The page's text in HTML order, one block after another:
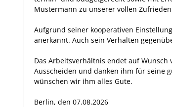
Mustermann zu unserer vollen
Aufgrund seiner kooperativen Einstellung
anerkannt. Auch sein Verhalten
Das Arbeitsverhältnis endet auf Wunsch
Ausscheiden und danken ihm für seine
wünschen wir ihm alles Gute.
Berlin, den 07.08.2026